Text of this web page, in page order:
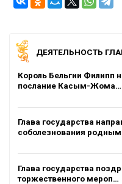
ДЕЯТЕЛЬНОСТЬ
Король Бельгии Филипп
послание Касым-Жома…
Глава государства
соболезнования
Глава государства
торжественного мероп…